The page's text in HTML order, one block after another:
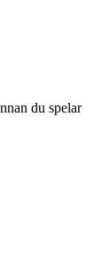
du spelar